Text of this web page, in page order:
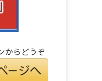
からどうぞ